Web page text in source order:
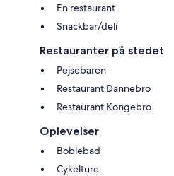
En restaurant
Snackbar/deli
Restauranter på stedet
Pejsebaren
Restaurant Dannebro
Restaurant Kongebro
Oplevelser
Boblebad
Cykelture